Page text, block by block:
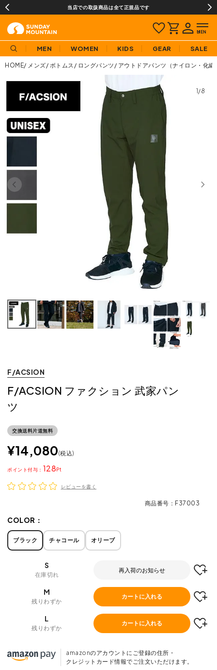
当店での取扱商品は全て正規品です
MEN WOMEN KIDS GEAR SALE
HOME メンズ ボトムス ロングパンツ アウトドアパンツ（ナイロン・化繊
1/8
F/ACSION
F/ACSION ファクション 武家パン
ツ
交換送料片道無料
¥14,080 税込
128
ポイント
レビューを書く
商品番号 F37003
COLOR：
ブラック チャコール オリーブ
S
在庫切れ
再入荷のお知らせ
M
残りわずか
カートに入れる
L
残りわずか
カートに入れる
amazonのアカウントにご登録の住所・
クレジットカード情報でご注文いただけます。